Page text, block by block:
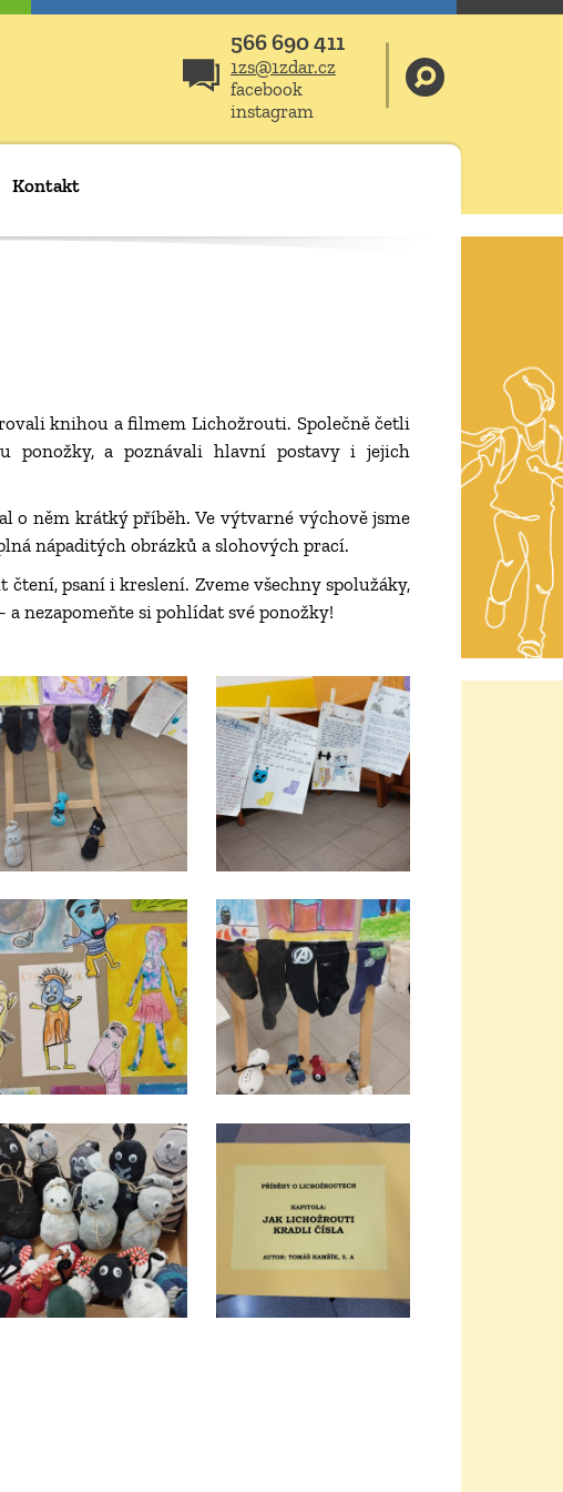
566 690 411
1zs@1zdar.cz
facebook
instagram
Kontakt
knihou a filmem Lichožrouti. Společně četli
ponožky, a poznávali hlavní postavy i jejich
o něm krátký příběh. Ve výtvarné výchově jsme
nápaditých obrázků a slohových prací.
psaní i kreslení. Zveme všechny spolužáky,
nezapomeňte si pohlídat své ponožky!